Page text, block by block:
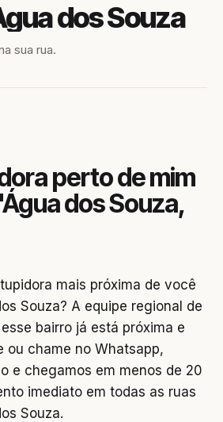
dos Souza
sua rua.
perto de mim
dos Souza,
mais próxima de você
Souza? A equipe regional de
bairro já está próxima e
ou chame no Whatsapp,
e chegamos em menos de 20
imediato em todas as ruas
Souza.